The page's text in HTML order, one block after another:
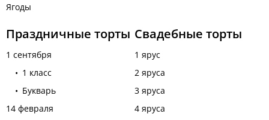
Ягоды
Праздничные торты
1 сентября
1 класс
Букварь
14 февраля
Свадебные торты
1 ярус
2 яруса
3 яруса
4 яруса